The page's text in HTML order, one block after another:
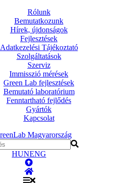
Rólunk
Bemutatkozunk
Hírek, újdonságok
Fejlesztések
Adatkezelési Tájékoztató
Szolgáltatások
Szerviz
Immisszió mérések
Green Lab fejlesztések
Bemutató laboratórium
Fenntartható fejlődés
Gyártók
Kapcsolat
HUNENG